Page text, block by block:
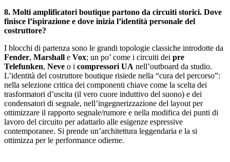
8. Molti amplificatori boutique partono da circuiti storici. Dove
finisce l’ispirazione e dove inizia l’identità personale del
costruttore?
I blocchi di partenza sono le grandi topologie classiche introdotte da
Fender, Marshall e Vox; un po’ come i circuiti dei pre
Telefunken, Neve o i compressori UA nell’outboard da studio.
L’identità del costruttore boutique risiede nella “cura del percorso”:
nella selezione critica dei componenti chiave come la scelta dei
trasformatori d’uscita (il vero cuore induttivo del suono) e dei
condensatori di segnale, nell’ingegnerizzazione del layout per
ottimizzare il rapporto segnale/rumore e nella modifica dei punti di
lavoro del circuito per adattarlo alle esigenze espressive
contemporanee. Si prende un’architettura leggendaria e la si
ottimizza per le performance odierne.